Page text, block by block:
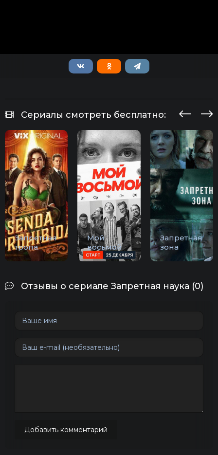
Сериалы смотреть бесплатно:
Запретная
тропа
Мой
восьмой
Запретная
зона
Отзывы о сериале Запретная наука (0)
Добавить комментарий